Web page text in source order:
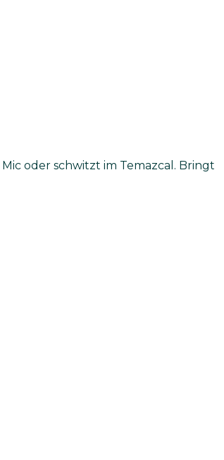
oder schwitzt im Temazcal. Bringt